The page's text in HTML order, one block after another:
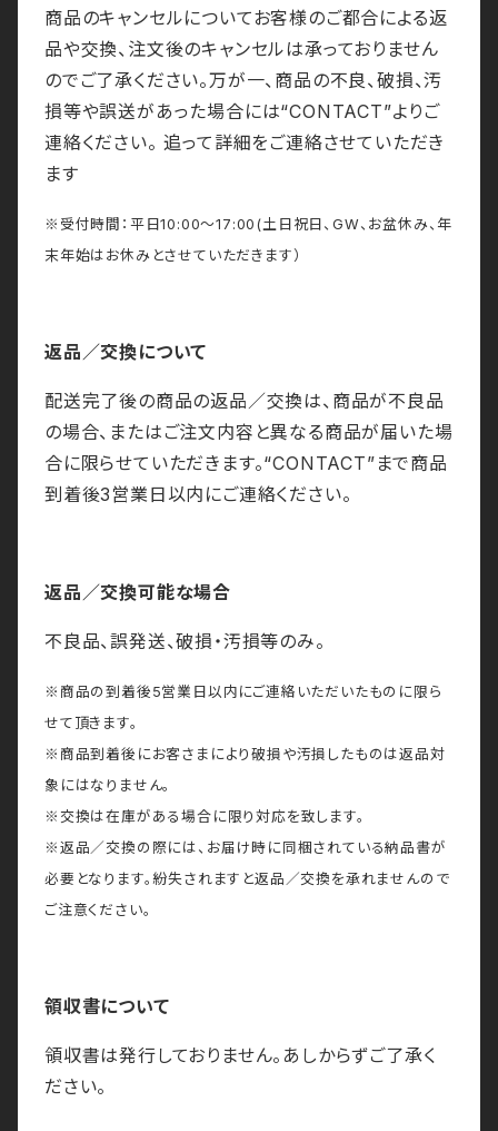
商品のキャンセルについてお客様のご都合による返
品や交換、注文後のキャンセルは承っておりません
のでご了承ください。万が一、商品の不良、破損、汚
損等や誤送があった場合には“CONTACT”よりご
連絡ください。 追って詳細をご連絡させていただき
ます
※受付時間：平日10:00～17:00(土日祝日、GW、お盆休み、年
末年始はお休みとさせていただきます）
返品／交換について
配送完了後の商品の返品／交換は、商品が不良品
の場合、またはご注文内容と異なる商品が届いた場
合に限らせていただきます。“CONTACT”まで商品
到着後3営業日以内にご連絡ください。
返品／交換可能な場合
不良品、誤発送、破損・汚損等のみ。
※商品の到着後5営業日以内にご連絡いただいたものに限ら
せて頂きます。
※商品到着後にお客さまにより破損や汚損したものは返品対
象にはなりません。
※交換は在庫がある場合に限り対応を致します。
※返品／交換の際には、お届け時に同梱されている納品書が
必要となります。紛失されますと返品／交換を承れませんので
ご注意ください。
領収書について
領収書は発行しておりません。あしからずご了承く
ださい。